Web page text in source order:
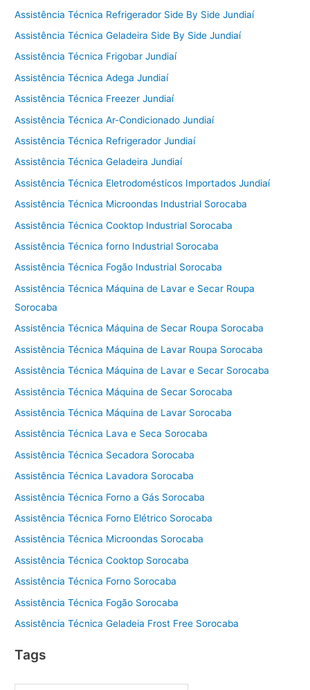
Assistência Técnica Refrigerador Side By Side Jundiaí
Assistência Técnica Geladeira Side By Side Jundiaí
Assistência Técnica Frigobar Jundiaí
Assistência Técnica Adega Jundiaí
Assistência Técnica Freezer Jundiaí
Assistência Técnica Ar-Condicionado Jundiaí
Assistência Técnica Refrigerador Jundiaí
Assistência Técnica Geladeira Jundiaí
Assistência Técnica Eletrodomésticos Importados Jundiaí
Assistência Técnica Microondas Industrial Sorocaba
Assistência Técnica Cooktop Industrial Sorocaba
Assistência Técnica forno Industrial Sorocaba
Assistência Técnica Fogão Industrial Sorocaba
Assistência Técnica Máquina de Lavar e Secar Roupa
Sorocaba
Assistência Técnica Máquina de Secar Roupa Sorocaba
Assistência Técnica Máquina de Lavar Roupa Sorocaba
Assistência Técnica Máquina de Lavar e Secar Sorocaba
Assistência Técnica Máquina de Secar Sorocaba
Assistência Técnica Máquina de Lavar Sorocaba
Assistência Técnica Lava e Seca Sorocaba
Assistência Técnica Secadora Sorocaba
Assistência Técnica Lavadora Sorocaba
Assistência Técnica Forno a Gás Sorocaba
Assistência Técnica Forno Elétrico Sorocaba
Assistência Técnica Microondas Sorocaba
Assistência Técnica Cooktop Sorocaba
Assistência Técnica Forno Sorocaba
Assistência Técnica Fogão Sorocaba
Assistência Técnica Geladeia Frost Free Sorocaba
Tags